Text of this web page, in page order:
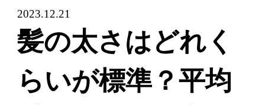
※お電話で髪に関するご相談やご予約も可能です
0120-17-7109
2回目以降のご来店について
ご契約者
2023.12.21
髪の太さはどれく
らいが標準？平均